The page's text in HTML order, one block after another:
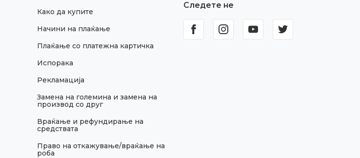
Како да купите
Начини на плаќање
Плаќање со платежна картичка
Испорака
Рекламација
Замена на големина и замена на
производ со друг
Враќање и рефундирање на
средствата
Право на откажување/враќање на
роба
Следете не